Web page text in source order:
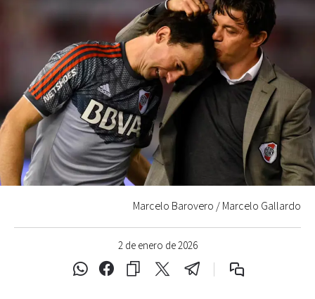
2 de enero de 2026
Marcelo Barovero / Marcelo Gallardo